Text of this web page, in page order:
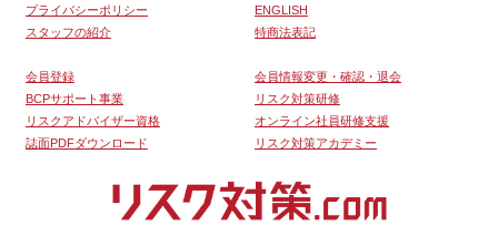
プライバシーポリシー
ENGLISH
スタッフの紹介
特商法表記
会員登録
会員情報変更・確認・退会
BCPサポート事業
リスク対策研修
リスクアドバイザー資格
オンライン社員研修支援
誌面PDFダウンロード
リスク対策アカデミー